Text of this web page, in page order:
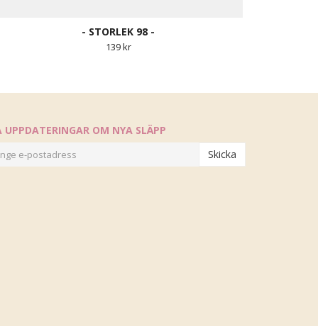
- STORLEK 98 -
139 kr
UPPDATERINGAR OM NYA SLÄPP
Skicka